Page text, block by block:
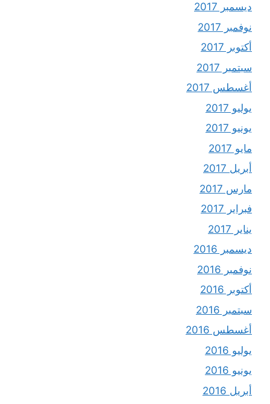
ديسمبر 2017
نوفمبر 2017
أكتوبر 2017
سبتمبر 2017
أغسطس 2017
يوليو 2017
يونيو 2017
مايو 2017
أبريل 2017
مارس 2017
فبراير 2017
يناير 2017
ديسمبر 2016
نوفمبر 2016
أكتوبر 2016
سبتمبر 2016
أغسطس 2016
يوليو 2016
يونيو 2016
أبريل 2016